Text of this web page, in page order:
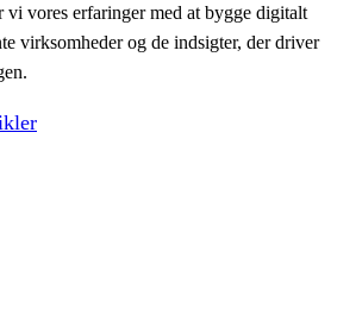
vi vores erfaringer med at bygge digitalt
virksomheder og de indsigter, der driver